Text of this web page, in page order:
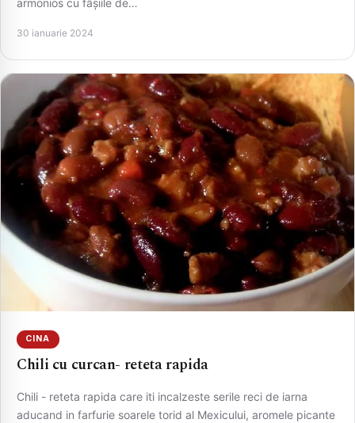
30 ianuarie 2024
CINA
Chili cu curcan- reteta rapida
Chili - reteta rapida care iti incalzeste serile reci de iarna
aducand in farfurie soarele torid al Mexicului, aromele picante